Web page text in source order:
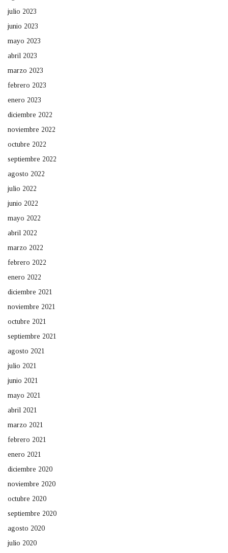
julio 2023
junio 2023
mayo 2023
abril 2023
marzo 2023
febrero 2023
enero 2023
diciembre 2022
noviembre 2022
octubre 2022
septiembre 2022
agosto 2022
julio 2022
junio 2022
mayo 2022
abril 2022
marzo 2022
febrero 2022
enero 2022
diciembre 2021
noviembre 2021
octubre 2021
septiembre 2021
agosto 2021
julio 2021
junio 2021
mayo 2021
abril 2021
marzo 2021
febrero 2021
enero 2021
diciembre 2020
noviembre 2020
octubre 2020
septiembre 2020
agosto 2020
julio 2020